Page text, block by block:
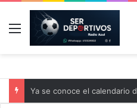
Menú
Ya se conoce el calendario